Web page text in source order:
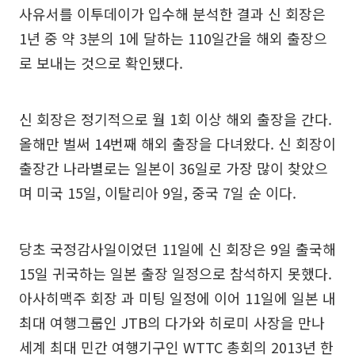
사유서를 이투데이가 입수해 분석한 결과 신 회장은
1년 중 약 3분의 1에 달하는 110일간을 해외 출장으
로 보내는 것으로 확인됐다.
신 회장은 정기적으로 월 1회 이상 해외 출장을 간다.
올해만 벌써 14번째 해외 출장을 다녀왔다. 신 회장이
출장간 나라별로는 일본이 36일로 가장 많이 찾았으
며 미국 15일, 이탈리아 9일, 중국 7일 순 이다.
당초 국정감사일이었던 11일에 신 회장은 9일 출국해
15일 귀국하는 일본 출장 일정으로 참석하지 못했다.
아사히맥주 회장 과 미팅 일정에 이어 11일에 일본 내
최대 여행그룹인 JTB의 다가와 히로미 사장을 만나
세계 최대 민간 여행기구인 WTTC 총회의 2013년 한